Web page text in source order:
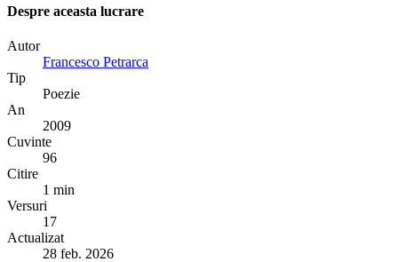
Despre aceasta lucrare
Autor
Francesco Petrarca
Tip
Poezie
An
2009
Cuvinte
96
Citire
1 min
Versuri
17
Actualizat
28 feb. 2026